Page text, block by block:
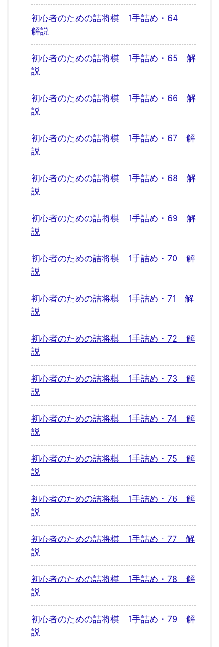
初心者のための詰将棋 1手詰め・64
解説
初心者のための詰将棋 1手詰め・65 解
説
初心者のための詰将棋 1手詰め・66 解
説
初心者のための詰将棋 1手詰め・67 解
説
初心者のための詰将棋 1手詰め・68 解
説
初心者のための詰将棋 1手詰め・69 解
説
初心者のための詰将棋 1手詰め・70 解
説
初心者のための詰将棋 1手詰め・71 解
説
初心者のための詰将棋 1手詰め・72 解
説
初心者のための詰将棋 1手詰め・73 解
説
初心者のための詰将棋 1手詰め・74 解
説
初心者のための詰将棋 1手詰め・75 解
説
初心者のための詰将棋 1手詰め・76 解
説
初心者のための詰将棋 1手詰め・77 解
説
初心者のための詰将棋 1手詰め・78 解
説
初心者のための詰将棋 1手詰め・79 解
説